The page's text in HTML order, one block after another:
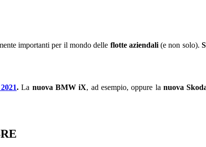
importanti per il mondo delle flotte aziendali(e non solo).
. La nuova BMW iX, ad esempio, oppure lanuova